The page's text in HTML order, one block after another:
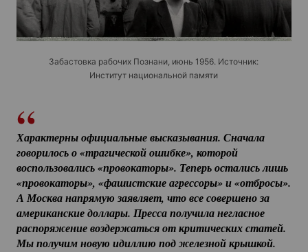
Забастовка рабочих Познани, июнь 1956. Источник:
Институт национальной памяти
Характерны официальные высказывания. Сначала
говорилось о «трагической ошибке», которой
воспользовались «провокаторы». Теперь остались лишь
«провокаторы», «фашистские агрессоры» и «отбросы».
А Москва напрямую заявляет, что все совершено за
американские доллары. Пресса получила негласное
распоряжение воздержаться от критических статей.
Мы получим новую идиллию под железной крышкой.